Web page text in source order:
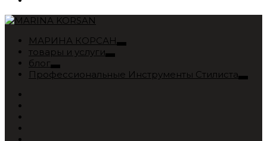
МАРИНА КОРСАН
товары и услуги
блог
Профессиональные Инструменты Стилиста